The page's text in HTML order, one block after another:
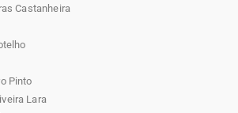
Castanheira
Pinto
Lara